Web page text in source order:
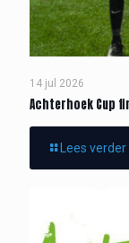
14 jul 2026
Achterhoek Cup
Lees verder